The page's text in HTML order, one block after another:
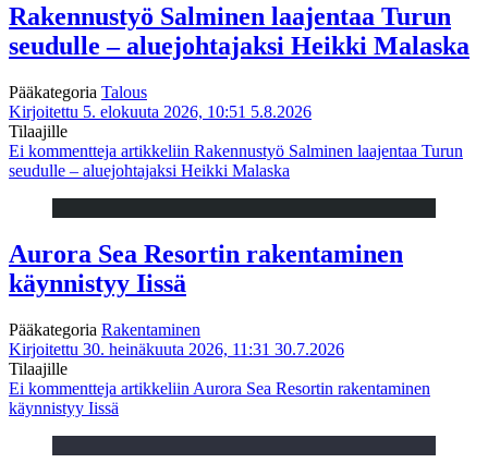
Rakennustyö Salminen laajentaa Turun
seudulle – aluejohtajaksi Heikki Malaska
Pääkategoria Talous
Kirjoitettu 5. elokuuta 2026, 10:51 5.8.2026
Tilaajille
Ei kommentteja artikkeliin Rakennustyö Salminen laajentaa Turun
seudulle – aluejohtajaksi Heikki Malaska
Aurora Sea Resortin rakentaminen
käynnistyy Iissä
Pääkategoria Rakentaminen
Kirjoitettu 30. heinäkuuta 2026, 11:31 30.7.2026
Tilaajille
Ei kommentteja artikkeliin Aurora Sea Resortin rakentaminen
käynnistyy Iissä